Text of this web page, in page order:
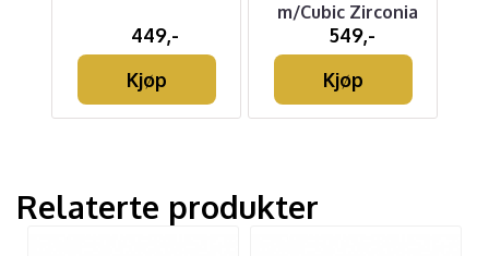
449,-
Kjøp
m/Cubic Zirconia
549,-
Kjøp
Relaterte produkter